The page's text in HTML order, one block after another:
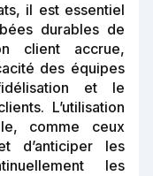
il est essentiel
durables de
client accrue,
des équipes
et le
L’utilisation
comme ceux
d’anticiper les
les